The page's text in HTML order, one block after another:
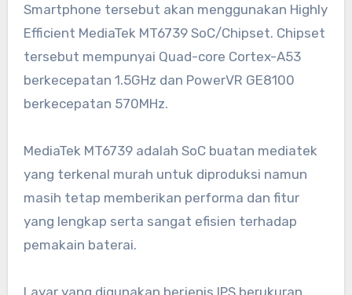
Smartphone tersebut akan menggunakan Highly
Efficient MediaTek MT6739 SoC/Chipset. Chipset
tersebut mempunyai Quad-core Cortex-A53
berkecepatan 1.5GHz dan PowerVR GE8100
berkecepatan 570MHz.
MediaTek MT6739 adalah SoC buatan mediatek
yang terkenal murah untuk diproduksi namun
masih tetap memberikan performa dan fitur
yang lengkap serta sangat efisien terhadap
pemakain baterai.
Layar yang digunakan berjenis IPS berukuran